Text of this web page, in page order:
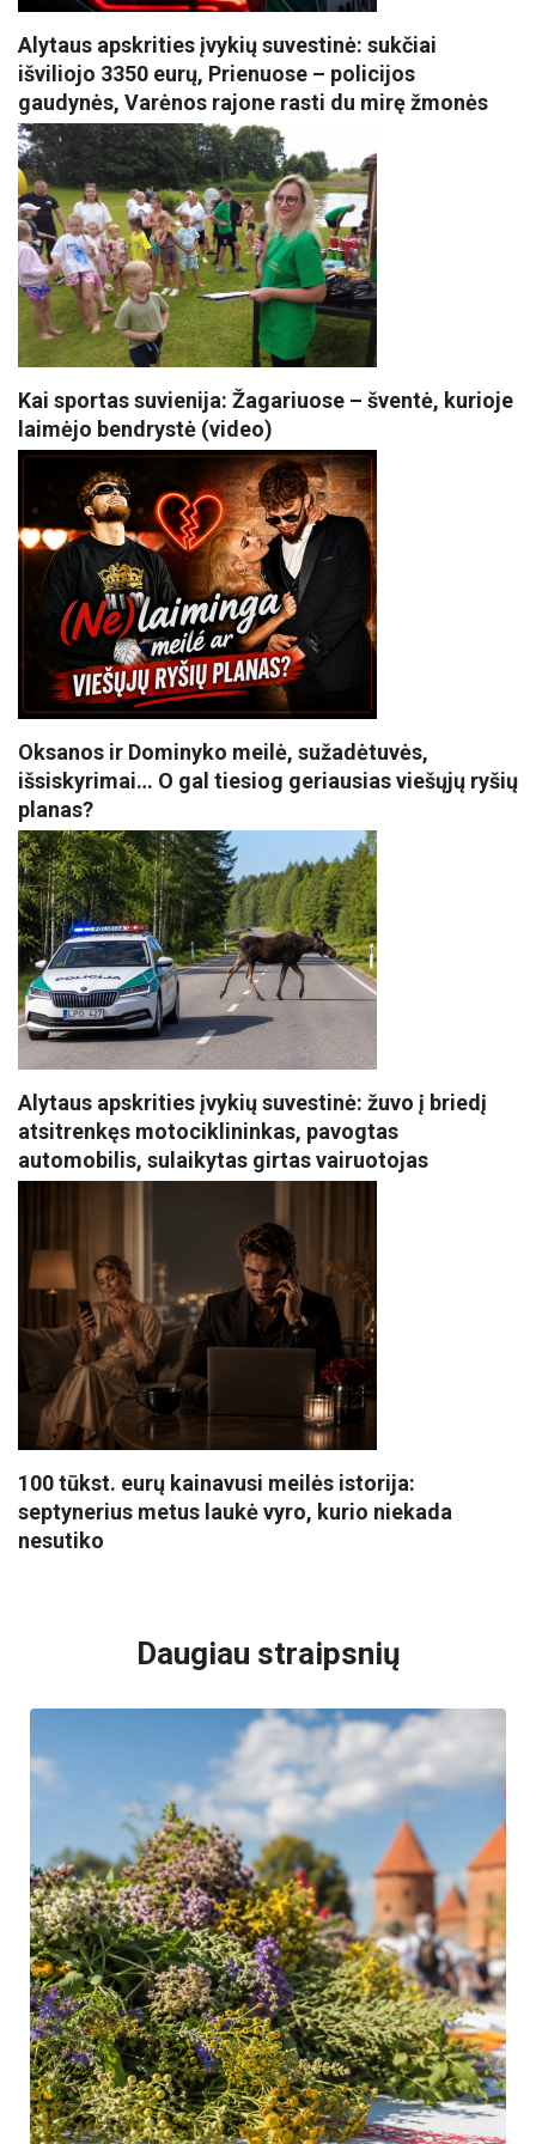
Alytaus apskrities įvykių suvestinė: sukčiai
išviliojo 3350 eurų, Prienuose – policijos
gaudynės, Varėnos rajone rasti du mirę žmonės
Kai sportas suvienija: Žagariuose – šventė, kurioje
laimėjo bendrystė (video)
Oksanos ir Dominyko meilė, sužadėtuvės,
išsiskyrimai… O gal tiesiog geriausias viešųjų ryšių
planas?
Alytaus apskrities įvykių suvestinė: žuvo į briedį
atsitrenkęs motociklininkas, pavogtas
automobilis, sulaikytas girtas vairuotojas
100 tūkst. eurų kainavusi meilės istorija:
septynerius metus laukė vyro, kurio niekada
nesutiko
Daugiau straipsnių